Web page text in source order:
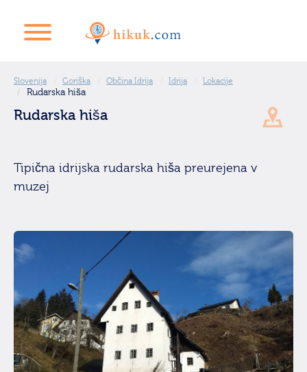
Slovenija Goriška Občina Idrija Idrija Lokacije
Rudarska hiša
Rudarska hiša
Tipična idrijska rudarska hiša preurejena v
muzej